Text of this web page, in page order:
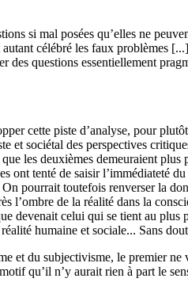
si mal posées qu’elles ne
célébré les faux problèmes
des questions essentiellement
cette piste d’analyse, pour
et sociétal des perspectives
les deuxièmes demeuraient
ont tenté de saisir l’immédiateté
pourrait toutefois renverser la
l’ombre de la réalité dans la
devenait celui qui se tient au
humaine et sociale... Sans
et du subjectivisme, le premier
qu’il n’y aurait rien à part le